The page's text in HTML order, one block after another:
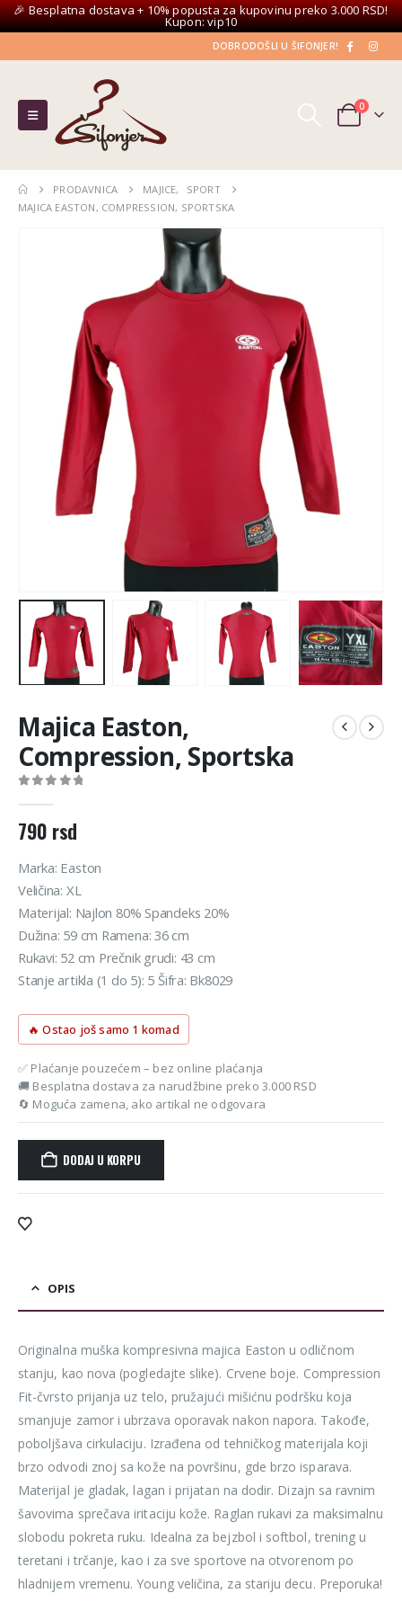
🎉 Besplatna dostava + 10% popusta za kupovinu preko 3.000 RSD!
Kupon: vip10
DOBRODOŠLI U ŠIFONJER!
0
PRODAVNICA MAJICE,
SPORT
MAJICA EASTON, COMPRESSION, SPORTSKA
Majica Easton,
Compression, Sportska
790 rsd
Marka: Easton
Veličina: XL
Materijal: Najlon 80% Spandeks 20%
Dužina: 59 cm Ramena: 36 cm
Rukavi: 52 cm Prečnik grudi: 43 cm
Stanje artikla (1 do 5): 5 Šifra: Bk8029
🔥 Ostao još samo 1 komad
✅ Plaćanje pouzećem – bez online plaćanja
🚚 Besplatna dostava za narudžbine preko 3.000 RSD
🔄 Moguća zamena, ako artikal ne odgovara
DODAJ U KORPU
Alternative:
OPIS
Originalna muška kompresivna majica Easton u odličnom
stanju, kao nova (pogledajte slike). Crvene boje. Compression
Fit-čvrsto prijanja uz telo, pružajući mišićnu podršku koja
smanjuje zamor i ubrzava oporavak nakon napora. Takođe,
poboljšava cirkulaciju. Izrađena od tehničkog materijala koji
brzo odvodi znoj sa kože na površinu, gde brzo isparava.
Materijal je gladak, lagan i prijatan na dodir. Dizajn sa ravnim
šavovima sprečava iritaciju kože. Raglan rukavi za maksimalnu
slobodu pokreta ruku. Idealna za bejzbol i softbol, trening u
teretani i trčanje, kao i za sve sportove na otvorenom po
hladnijem vremenu. Young veličina, za stariju decu. Preporuka!